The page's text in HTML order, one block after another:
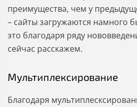
преимущества, чем у
– сайты загружаются намного
это благодаря ряду
сейчас расскажем.
Мультиплексирование
Благодаря